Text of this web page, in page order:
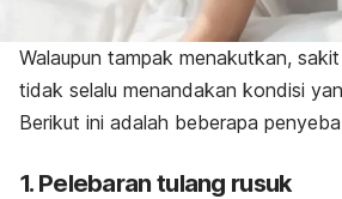
Walaupun tampak menakutkan,
tidak selalu menandakan kondisi
Berikut ini adalah beberapa
1. Pelebaran tulang rusuk